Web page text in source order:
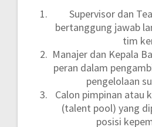
Supervisor dan
bertanggung jawab
tim
Manajer dan Kepala
peran dalam
pengelolaan
Calon pimpinan atau
(talent pool) yang
posisi